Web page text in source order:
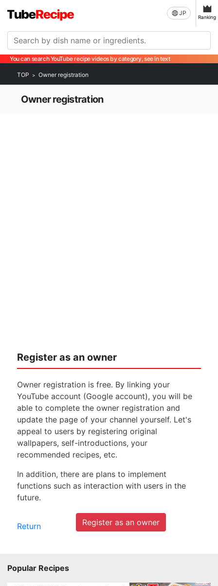
JP
Ranking
You can search YouTube recipe videos by category, see in text
TOP Owner registration
Owner registration
Register as an owner
Owner registration is free. By linking your
YouTube account (Google account), you will be
able to complete the owner registration and
update the page of your channel yourself. Let's
appeal to users by registering original
wallpapers, self-introductions, your
recommended recipes, etc.
In addition, there are plans to implement
functions such as interaction with users in the
future.
Return Register as an owner
Popular Recipes